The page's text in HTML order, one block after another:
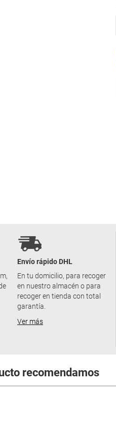
Envío rápido DHL
En tu domicilio, para recoger
en nuestro almacén o para
recoger en tienda con total
garantía.
Ver más
recomendamos